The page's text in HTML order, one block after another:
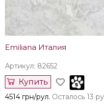
Emiliana Италия
Артикул: 82652
Купить
4514 грн/рул. Осталось 13